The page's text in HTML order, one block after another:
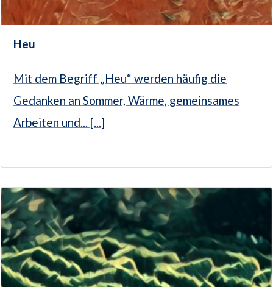
Heu
Mit dem Begriff „Heu“ werden häufig die
Gedanken an Sommer, Wärme, gemeinsames
Arbeiten und... [...]